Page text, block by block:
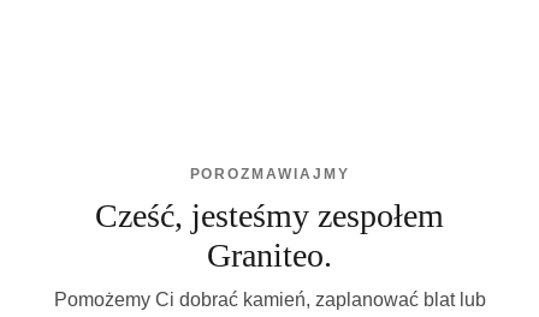
POROZMAWIAJMY
Cześć, jesteśmy zespołem
Graniteo.
Pomożemy Ci dobrać kamień, zaplanować blat lub